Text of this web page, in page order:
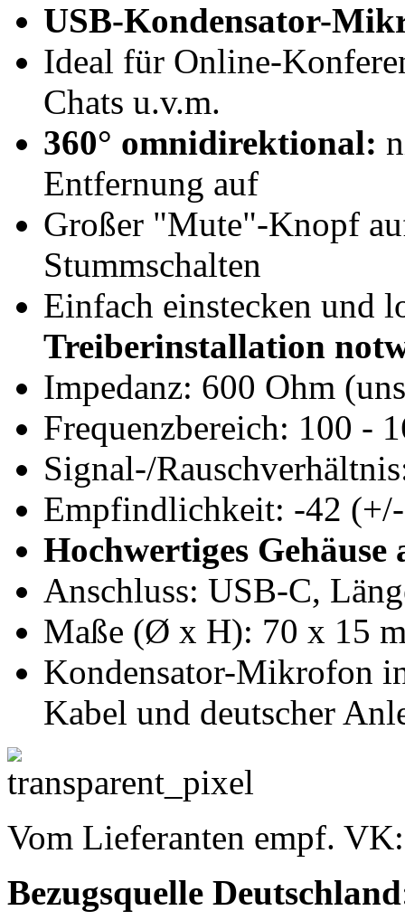
USB-Kondensator-
Ideal für Online-
Chats u.v.m.
360° omnidirektional:
Entfernung auf
Großer "Mute"-Knopf
Stummschalten
Einfach einstecken und
Treiberinstallation
Impedanz: 600 Ohm
Frequenzbereich: 100 -
Signal-/
Empfindlichkeit: -42
Hochwertiges Gehäuse
Anschluss: USB-C,
Maße (Ø x H): 70 x 15
Kondensator-Mikrofon
Kabel und deutscher
Vom Lieferanten empf.
Bezugsquelle Deutschland